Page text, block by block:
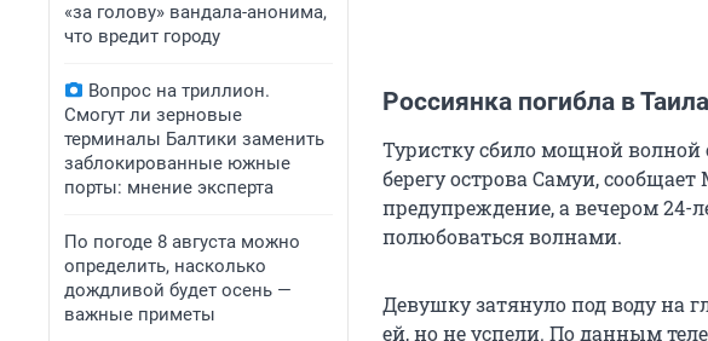
«за голову» вандала-анонима,
что вредит городу
Вопрос на триллион.
Смогут ли зерновые
терминалы Балтики заменить
заблокированные южные
порты: мнение эксперта
По погоде 8 августа можно
определить, насколько
дождливой будет осень —
важные приметы
Россиянка погибла в
Туристку сбило мощной волной
берегу острова Самуи,
предупреждение, а вечером 24-
полюбоваться волнами.
Девушку затянуло под воду на
ей, но не успели. По данным